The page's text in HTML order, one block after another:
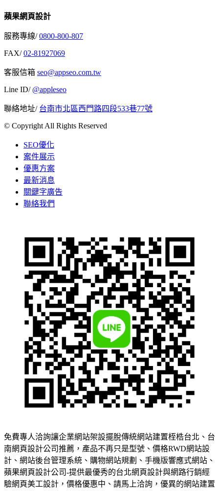
蘋果網頁設計
服務專線/0800-800-807
FAX/02-81927069
客服信箱 seo@appseo.com.tw
Line ID/ @appleseo
聯絡地址/ 台南市北區西門路四段533巷77號
© Copyright All Rights Reserved
SEO優化
案件展示
優惠方案
最新消息
關鍵字廣告
聯絡我們
免費專人洽詢讓企業網站架設擺脫傳統網站建置桎梏台北、台
南網頁設計公司推薦，產品不再只是型號、價格RWD網站設
計、網站後台管理系統、購物網站規劃、手機版響應式網站、
蘋果網頁設計公司-提供最優秀的台北網頁設計與網路行銷經
驗網頁美工設計，價格優惠中、請馬上洽詢，優異的網站建置